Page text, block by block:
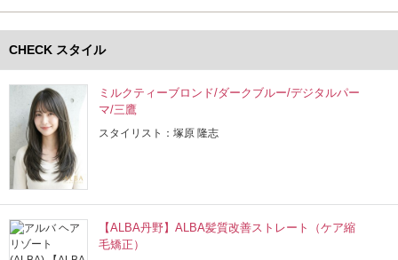
CHECK スタイル
ミルクティーブロンド/ダークブルー/デジタルパー
マ/三鷹
スタイリスト：塚原 隆志
【ALBA丹野】ALBA髪質改善ストレート（ケア縮
毛矯正）